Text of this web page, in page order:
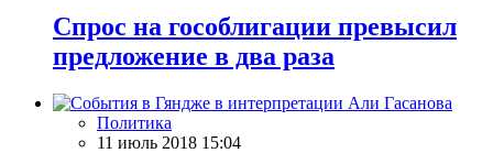
Спрос на гособлигации превысил
предложение в два раза
Политика
11 июль 2018 15:04